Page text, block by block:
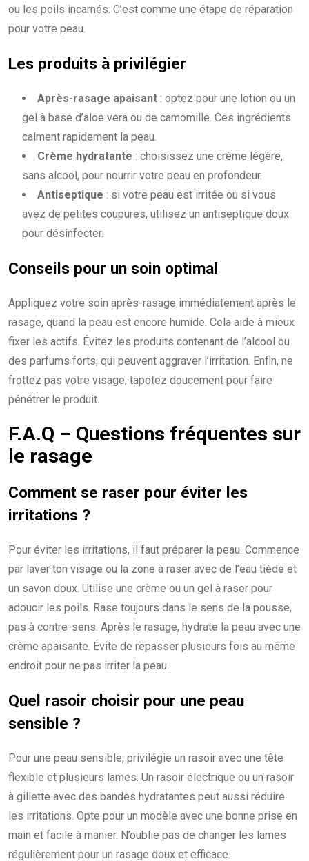
ou les poils incarnés. C’est comme une étape de réparation
pour votre peau.
Les produits à privilégier
Après-rasage apaisant : optez pour une lotion ou un
gel à base d’aloe vera ou de camomille. Ces ingrédients
calment rapidement la peau.
Crème hydratante : choisissez une crème légère,
sans alcool, pour nourrir votre peau en profondeur.
Antiseptique : si votre peau est irritée ou si vous
avez de petites coupures, utilisez un antiseptique doux
pour désinfecter.
Conseils pour un soin optimal
Appliquez votre soin après-rasage immédiatement après le
rasage, quand la peau est encore humide. Cela aide à mieux
fixer les actifs. Évitez les produits contenant de l’alcool ou
des parfums forts, qui peuvent aggraver l’irritation. Enfin, ne
frottez pas votre visage, tapotez doucement pour faire
pénétrer le produit.
F.A.Q – Questions fréquentes sur
le rasage
Comment se raser pour éviter les
irritations ?
Pour éviter les irritations, il faut préparer la peau. Commence
par laver ton visage ou la zone à raser avec de l’eau tiède et
un savon doux. Utilise une crème ou un gel à raser pour
adoucir les poils. Rase toujours dans le sens de la pousse,
pas à contre-sens. Après le rasage, hydrate la peau avec une
crème apaisante. Évite de repasser plusieurs fois au même
endroit pour ne pas irriter la peau.
Quel rasoir choisir pour une peau
sensible ?
Pour une peau sensible, privilégie un rasoir avec une tête
flexible et plusieurs lames. Un rasoir électrique ou un rasoir
à gillette avec des bandes hydratantes peut aussi réduire
les irritations. Opte pour un modèle avec une bonne prise en
main et facile à manier. N’oublie pas de changer les lames
régulièrement pour un rasage doux et efficace.